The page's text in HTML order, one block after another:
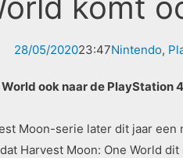
komt
28/05/202023:47Nintendo,
ook naar de PlayStation
Moon-serie later dit jaar
Harvest Moon: One World